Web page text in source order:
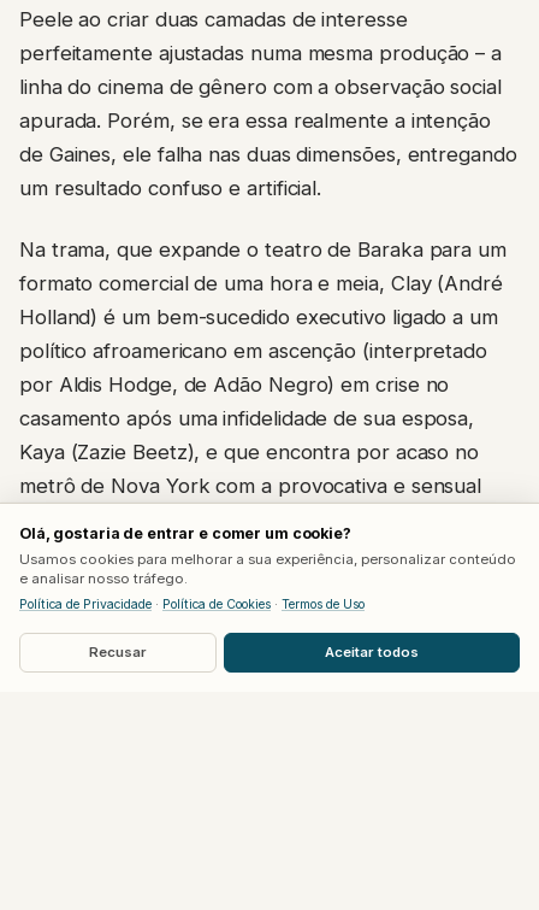
Peele ao criar duas camadas de interesse
perfeitamente ajustadas numa mesma produção – a
linha do cinema de gênero com a observação social
apurada. Porém, se era essa realmente a intenção
de Gaines, ele falha nas duas dimensões, entregando
um resultado confuso e artificial.
Na trama, que expande o teatro de Baraka para um
formato comercial de uma hora e meia, Clay (André
Holland) é um bem-sucedido executivo ligado a um
político afroamericano em ascenção (interpretado
por Aldis Hodge, de Adão Negro) em crise no
casamento após uma infidelidade de sua esposa,
Kaya (Zazie Beetz), e que encontra por acaso no
metrô de Nova York com a provocativa e sensual
num jogo de manipulação psicológica e sexual que
culmina numa situação pública insustentável – tudo
Olá, gostaria de entrar e comer um cookie?
Usamos cookies para melhorar a sua experiência, personalizar conteúdo
e analisar nosso tráfego.
Política de Privacidade · Política de Cookies · Termos de Uso
Recusar Aceitar todos